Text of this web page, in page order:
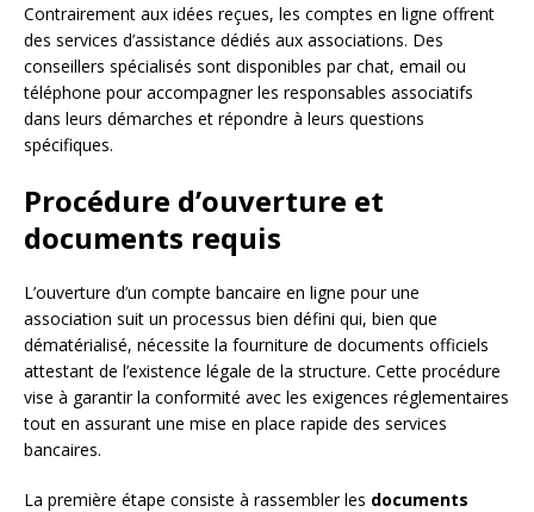
Contrairement aux idées reçues, les comptes en ligne offrent
des services d’assistance dédiés aux associations. Des
conseillers spécialisés sont disponibles par chat, email ou
téléphone pour accompagner les responsables associatifs
dans leurs démarches et répondre à leurs questions
spécifiques.
Procédure d’ouverture et
documents requis
L’ouverture d’un compte bancaire en ligne pour une
association suit un processus bien défini qui, bien que
dématérialisé, nécessite la fourniture de documents officiels
attestant de l’existence légale de la structure. Cette procédure
vise à garantir la conformité avec les exigences réglementaires
tout en assurant une mise en place rapide des services
bancaires.
La première étape consiste à rassembler les documents